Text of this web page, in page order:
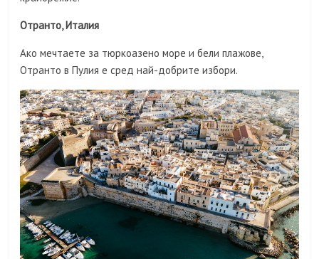
Отранто, Италия
Ако мечтаете за тюркоазено море и бели плажове,
Отранто в Пулия е сред най-добрите избори.